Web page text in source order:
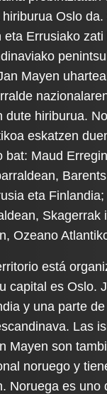
Oslo
eta Errusiako zati
Mayen
dute hiriburua.
eskatzen
bat: Maud
eta
Skagerrak
Ozeano
está
capital es Oslo.
y una parte
Las
Mayen son
noruego y
Noruega es uno